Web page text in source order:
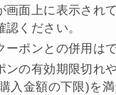
画面上に表示され
認ください。
ーポンとの併用は
ンの有効期限切れ
入金額の下限)を